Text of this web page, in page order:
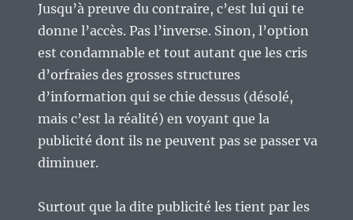
Jusqu’à preuve du contraire, c’est lui qui te
donne l’accès. Pas l’inverse. Sinon, l’option
est condamnable et tout autant que les cris
d’orfraies des grosses structures
d’information qui se chie dessus (désolé,
mais c’est la réalité) en voyant que la
publicité dont ils ne peuvent pas se passer va
diminuer.
Surtout que la dite publicité les tient par les